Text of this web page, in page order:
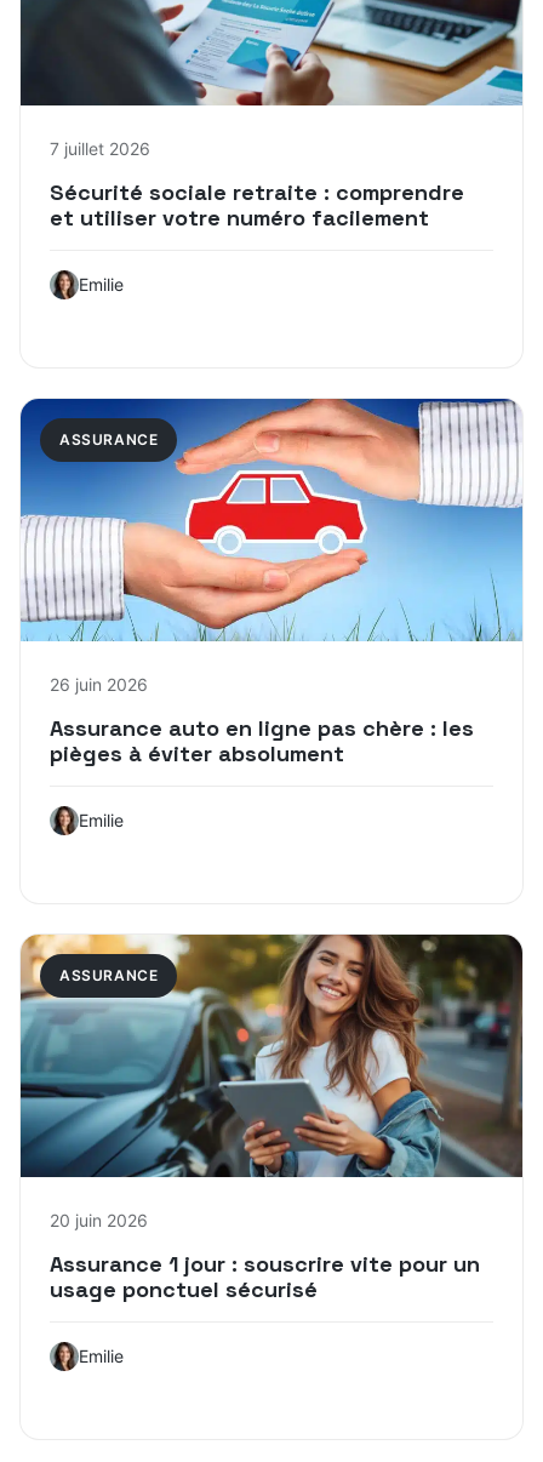
7 juillet 2026
Sécurité sociale retraite : comprendre
et utiliser votre numéro facilement
Emilie
ASSURANCE
26 juin 2026
Assurance auto en ligne pas chère : les
pièges à éviter absolument
Emilie
ASSURANCE
20 juin 2026
Assurance 1 jour : souscrire vite pour un
usage ponctuel sécurisé
Emilie